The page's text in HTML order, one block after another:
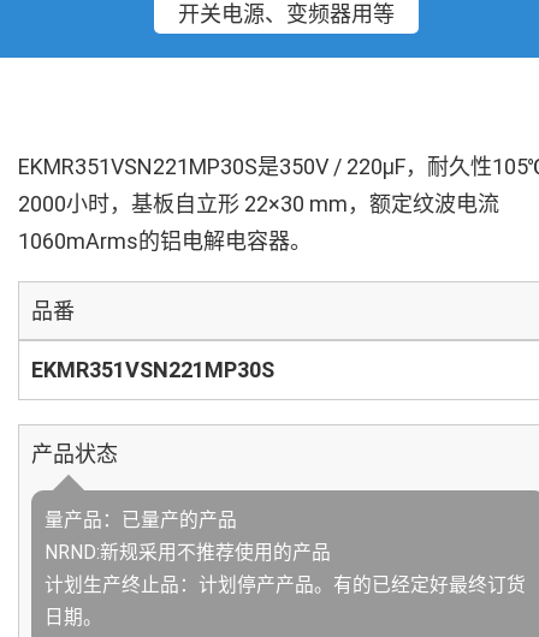
开关电源、变频器用等
EKMR351VSN221MP30S是350V / 220µF，耐久性
2000小时，基板自立形 22×30 mm，额定纹波电流
1060mArms的铝电解电容器。
品番
EKMR351VSN221MP30S
产品状态
量产品：已量产的产品
NRND:新规采用不推荐使用的产品
计划生产终止品：计划停产产品。有的已经定好最终订货
日期。